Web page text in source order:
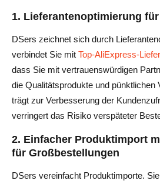
1. Lieferantenoptimierung
DSers zeichnet sich durch
verbindet Sie mit Top-AliExpress-
dass Sie mit vertrauenswürdigen
die Qualitätsprodukte und pünktlichen
trägt zur Verbesserung der
verringert das Risiko verspäteter
2. Einfacher Produktimport
für Großbestellungen
DSers vereinfacht Produktimporte.